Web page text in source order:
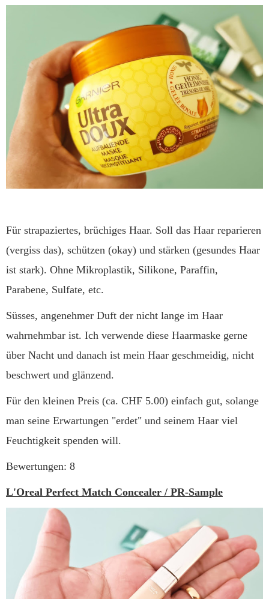
Für strapaziertes, brüchiges Haar. Soll das Haar reparieren
(vergiss das), schützen (okay) und stärken (gesundes Haar
ist stark). Ohne Mikroplastik, Silikone, Paraffin,
Parabene, Sulfate, etc.
Süsses, angenehmer Duft der nicht lange im Haar
wahrnehmbar ist. Ich verwende diese Haarmaske gerne
über Nacht und danach ist mein Haar geschmeidig, nicht
beschwert und glänzend.
Für den kleinen Preis (ca. CHF 5.00) einfach gut, solange
man seine Erwartungen "erdet" und seinem Haar viel
Feuchtigkeit spenden will.
Bewertungen: 8
L'Oreal Perfect Match Concealer / PR-Sample